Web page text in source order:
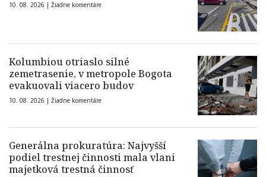
10. 08. 2026 | Žiadne komentáre
Kolumbiou otriaslo silné
zemetrasenie, v metropole Bogota
evakuovali viacero budov
10. 08. 2026 | Žiadne komentáre
Generálna prokuratúra: Najvyšší
podiel trestnej činnosti mala vlani
majetková trestná činnosť